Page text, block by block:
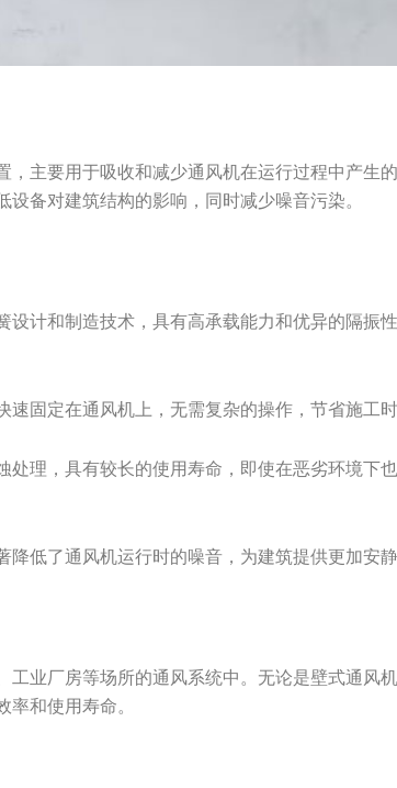
主要用于吸收和减少通风机在运行过程中产生
备对建筑结构的影响，同时减少噪音污染。
计和制造技术，具有高承载能力和优异的隔振
固定在通风机上，无需复杂的操作，节省施工时
理，具有较长的使用寿命，即使在恶劣环境下
低了通风机运行时的噪音，为建筑提供更加安静
业厂房等场所的通风系统中。无论是壁式通风
和使用寿命。